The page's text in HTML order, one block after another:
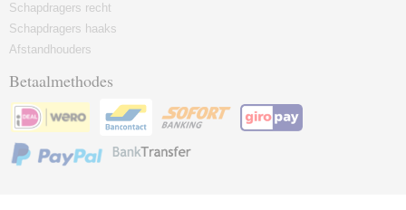
Schapdragers recht
Schapdragers haaks
Afstandhouders
Betaalmethodes